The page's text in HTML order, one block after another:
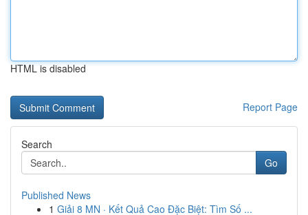
HTML is disabled
Report Page
Search
Go
Published News
1 Giải 8 MN · Kết Quả Cao Đặc Biệt: Tìm Số ...